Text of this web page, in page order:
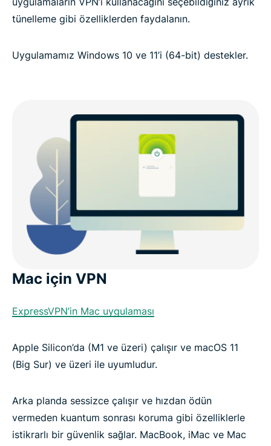
tünelleme gibi özelliklerden faydalanın.
Uygulamamız Windows 10 ve 11’i (64-bit) destekler.
Mac için VPN
ExpressVPN’in Mac uygulaması
Apple Silicon’da (M1 ve üzeri) çalışır ve macOS 11
(Big Sur) ve üzeri ile uyumludur.
Arka planda sessizce çalışır ve hızdan ödün
vermeden kuantum sonrası koruma gibi özelliklerle
istikrarlı bir güvenlik sağlar. MacBook, iMac ve Mac